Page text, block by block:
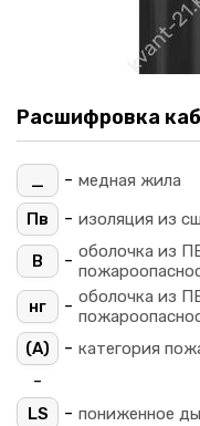
Расшифровка
_ - медная жила
Пв
- изоляция из
В - оболочка из
нг
- оболочка из
(A)
- категория
-
LS - пониженное